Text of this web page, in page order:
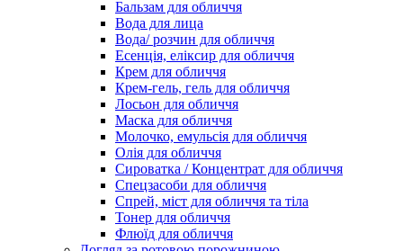
Бальзам для обличчя
Вода для лица
Вода/ розчин для обличчя
Есенція, еліксир для обличчя
Крем для обличчя
Крем-гель, гель для обличчя
Лосьон для обличчя
Маска для обличчя
Молочко, емульсія для обличчя
Олія для обличчя
Сироватка / Концентрат для обличчя
Спецзасоби для обличчя
Спрей, міст для обличчя та тіла
Тонер для обличчя
Флюїд для обличчя